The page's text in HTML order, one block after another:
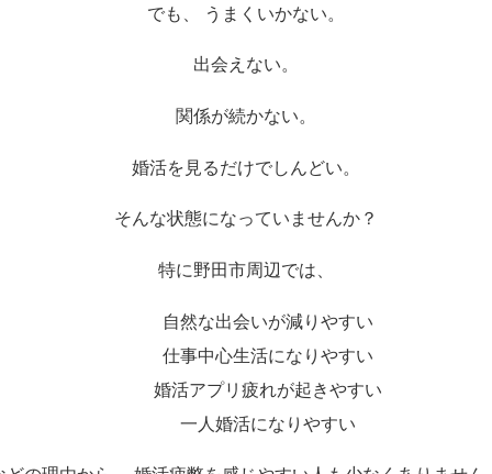
でも、 うまくいかない。
出会えない。
関係が続かない。
婚活を見るだけでしんどい。
そんな状態になっていませんか？
特に野田市周辺では、
自然な出会いが減りやすい
仕事中心生活になりやすい
婚活アプリ疲れが起きやすい
一人婚活になりやすい